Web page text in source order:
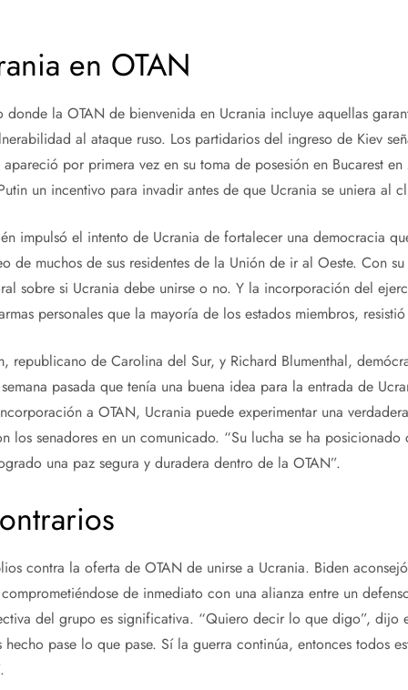
en OTAN
donde la OTAN de bienvenida en Ucrania incluye aquellas
al ataque ruso. Los partidarios del ingreso de Kiev
por primera vez en su toma de posesión en Bucarest
un incentivo para invadir antes de que Ucrania se uniera al
impulsó el intento de Ucrania de fortalecer una democracia
de muchos de sus residentes de la Unión de ir al Oeste. Con
sobre si Ucrania debe unirse o no. Y la incorporación del
personales que la mayoría de los estados miembros,
republicano de Carolina del Sur, y Richard Blumenthal,
pasada que tenía una buena idea para la entrada de
a OTAN, Ucrania puede experimentar una
los senadores en un comunicado. “Su lucha se ha
una paz segura y duradera dentro de la OTAN”.
contra la oferta de OTAN de unirse a Ucrania. Biden
de inmediato con una alianza entre un
del grupo es significativa. “Quiero decir lo que digo”, dijo
pase lo que pase. Sí la guerra continúa, entonces todos